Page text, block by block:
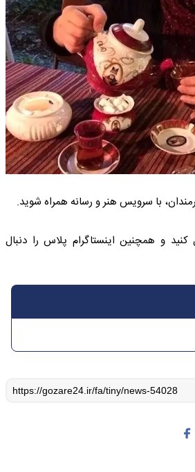
با سرویس هنر و رسانه همراه شوید.
کنید و همچنین اینستاگرام پلاس را دنبال